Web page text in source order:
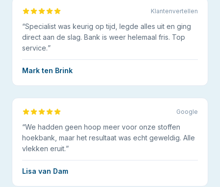
Klantenvertellen
“Specialist was keurig op tijd, legde alles uit en ging
direct aan de slag. Bank is weer helemaal fris. Top
service.”
Mark ten Brink
Google
“We hadden geen hoop meer voor onze stoffen
hoekbank, maar het resultaat was echt geweldig. Alle
vlekken eruit.”
Lisa van Dam